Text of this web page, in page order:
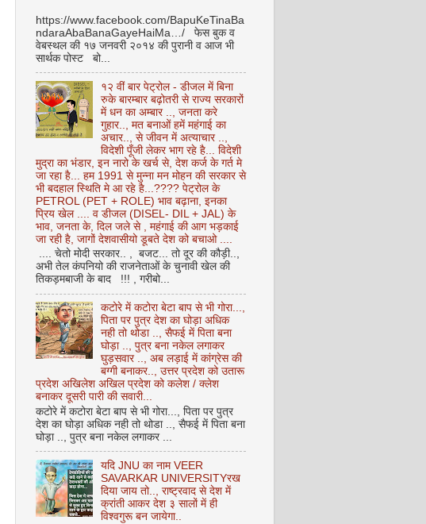
https://www.facebook.com/BapuKeTinaBa
ndaraAbaBanaGayeHaiMa…/ फेस बुक व
वेबस्थल की १७ जनवरी २०१४ की पुरानी व आज भी
सार्थक पोस्ट बो...
१२ वीं बार पेट्रोल - डीजल में बिना
रुके बारम्बार बढ़ोतरी से राज्य सरकारों
में धन का अम्बार .., जनता करे
गुहार.., मत बनाओं हमें महंगाई का
अचार.., से जीवन में अत्याचार ..,
विदेशी पूँजी लेकर भाग रहे है... विदेशी
मुद्रा का भंडार, इन नारो के खर्च से, देश कर्ज के गर्त मे
जा रहा है... हम 1991 से मुन्ना मन मोहन की सरकार से
भी बदहाल स्थिति मे आ रहे है...???? पेट्रोल के
PETROL (PET + ROLE) भाव बढ़ाना, इनका
प्रिय खेल .... व डीजल (DISEL- DIL + JAL) के
भाव, जनता के, दिल जले से , महंगाई की आग भड़काई
जा रही है, जागों देशवासीयो डूबते देश को बचाओ ....
.... चेतो मोदी सरकार.. , बजट... तो दूर की कौड़ी..,
अभी तेल कंपनियो की राजनेताओं के चुनावी खेल की
तिकड़मबाजी के बाद !!! , गरीबो...
कटोरे में कटोरा बेटा बाप से भी गोरा...,
पिता पर पुत्र देश का घोड़ा अधिक
नही तो थोडा .., सैफई में पिता बना
घोड़ा .., पुत्र बना नकेल लगाकर
घुड़सवार .., अब लड़ाई में कांग्रेस की
बग्गी बनाकर.., उत्तर प्रदेश को उतारू
प्रदेश अखिलेश अखिल प्रदेश को कलेश / क्लेश
बनाकर दूसरी पारी की सवारी...
कटोरे में कटोरा बेटा बाप से भी गोरा..., पिता पर पुत्र
देश का घोड़ा अधिक नही तो थोडा .., सैफई में पिता बना
घोड़ा .., पुत्र बना नकेल लगाकर ...
यदि JNU का नाम VEER
SAVARKAR UNIVERSITYरख
दिया जाय तो.., राष्ट्रवाद से देश में
क्रांती आकर देश ३ सालों में ही
विश्वगुरू बन जायेगा..